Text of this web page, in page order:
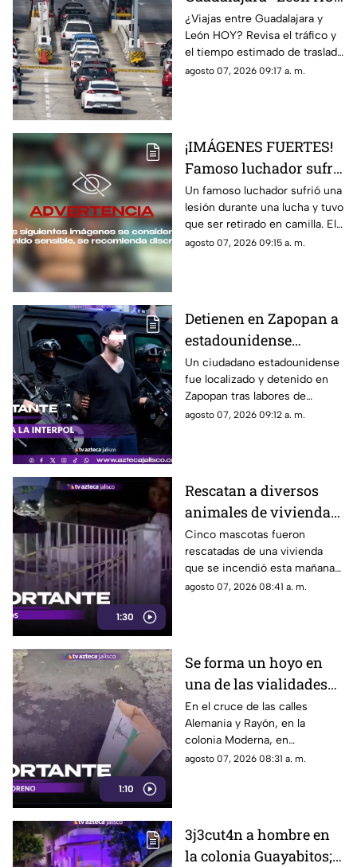
Viernes 7 de Agosto
2026: ¿cómo está la
circulación en tiempo
real?
¿Viajas entre Guadalajara y
León HOY? Revisa el tráfico y
el tiempo estimado de traslado
antes de salir para evitar
agosto 07, 2026 09:17 a. m.
¡IMÁGENES FUERTES!
Famoso luchador sufre
TERRIBLE LESIÓN en el
ring; tuvieron que
retirarlo en camilla
Un famoso luchador sufrió una
lesión durante una lucha y tuvo
que ser retirado en camilla. El
momento quedó grabado y
agosto 07, 2026 09:15 a. m.
Detienen en Zapopan a
estadounidense
buscado por INTERPOL
y autoridades de EU
Un ciudadano estadounidense
fue localizado y detenido en
Zapopan tras labores de
investigación; era buscado por
agosto 07, 2026 09:12 a. m.
1:30
Rescatan a diversos
animales de vivienda
en llamas en
Guadalajara
Cinco mascotas fueron
rescatadas de una vivienda
que se incendió esta mañana
en la colonia Arcos Vallarta,
agosto 07, 2026 08:41 a. m.
1:10
Se forma un hoyo en
una de las vialidades
más transitadas de la
colonia Moderna
En el cruce de las calles
Alemania y Rayón, en la
colonia Moderna, en
Guadalajara, se abrió un
agosto 07, 2026 08:31 a. m.
3j3cut4n a hombre en
la colonia Guayabitos;